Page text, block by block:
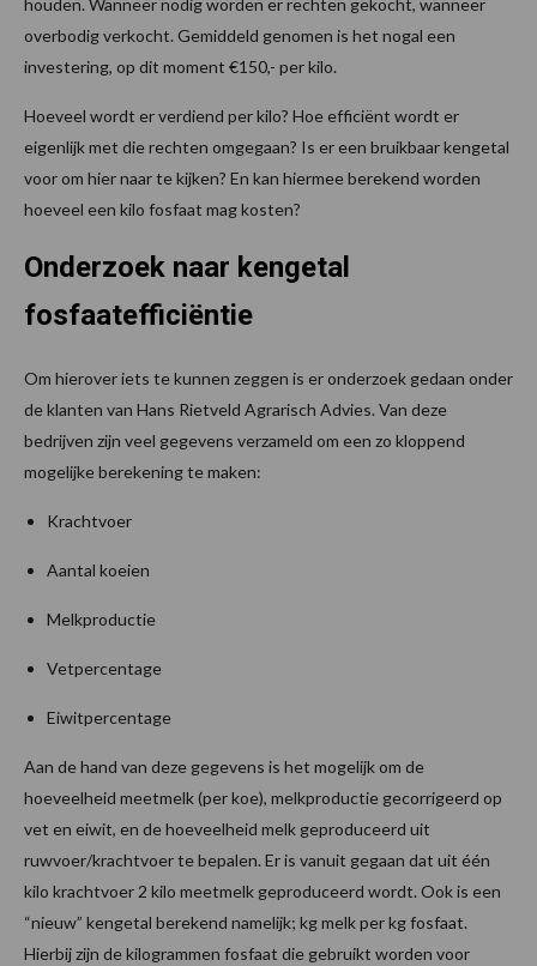
houden. Wanneer nodig worden er rechten gekocht, wanneer
overbodig verkocht. Gemiddeld genomen is het nogal een
investering, op dit moment €150,- per kilo.
Hoeveel wordt er verdiend per kilo? Hoe efficiënt wordt er
eigenlijk met die rechten omgegaan? Is er een bruikbaar kengetal
voor om hier naar te kijken? En kan hiermee berekend worden
hoeveel een kilo fosfaat mag kosten?
Onderzoek naar kengetal
fosfaatefficiëntie
Om hierover iets te kunnen zeggen is er onderzoek gedaan onder
de klanten van Hans Rietveld Agrarisch Advies. Van deze
bedrijven zijn veel gegevens verzameld om een zo kloppend
mogelijke berekening te maken:
Krachtvoer
Aantal koeien
Melkproductie
Vetpercentage
Eiwitpercentage
Aan de hand van deze gegevens is het mogelijk om de
hoeveelheid meetmelk (per koe), melkproductie gecorrigeerd op
vet en eiwit, en de hoeveelheid melk geproduceerd uit
ruwvoer/krachtvoer te bepalen. Er is vanuit gegaan dat uit één
kilo krachtvoer 2 kilo meetmelk geproduceerd wordt. Ook is een
“nieuw” kengetal berekend namelijk; kg melk per kg fosfaat.
Hierbij zijn de kilogrammen fosfaat die gebruikt worden voor